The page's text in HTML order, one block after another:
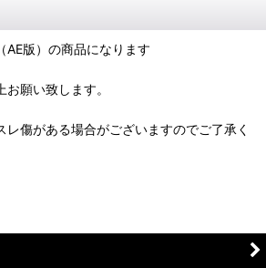
AE版）の商品になります
願い致します。
傷がある場合がございますのでご了承く